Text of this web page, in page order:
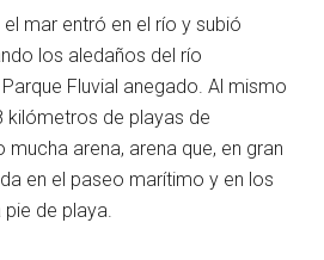
el mar entró en el río y subió
los aledaños del río
Fluvial anegado. Al mismo
de playas de
mucha arena, arena que, en gran
en el paseo marítimo y en los
de playa.